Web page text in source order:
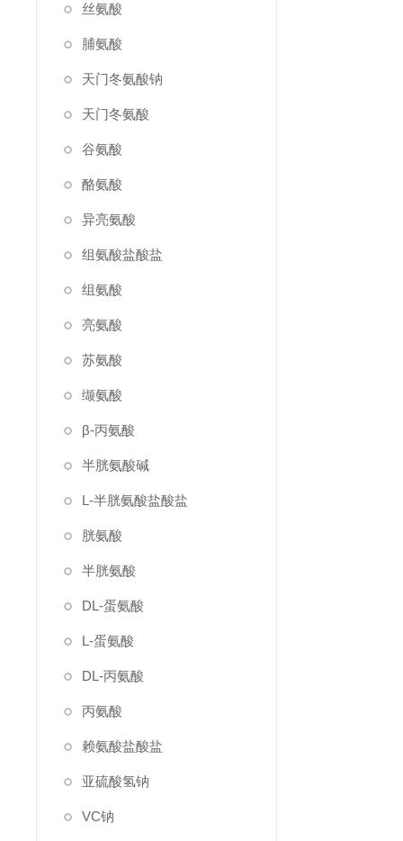
丝氨酸
脯氨酸
天门冬氨酸钠
天门冬氨酸
谷氨酸
酪氨酸
异亮氨酸
组氨酸盐酸盐
组氨酸
亮氨酸
苏氨酸
缬氨酸
β-丙氨酸
半胱氨酸碱
L-半胱氨酸盐酸盐
胱氨酸
半胱氨酸
DL-蛋氨酸
L-蛋氨酸
DL-丙氨酸
丙氨酸
赖氨酸盐酸盐
亚硫酸氢钠
VC钠